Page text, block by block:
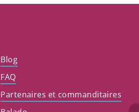
Blog
FAQ
Partenaires et commanditaires